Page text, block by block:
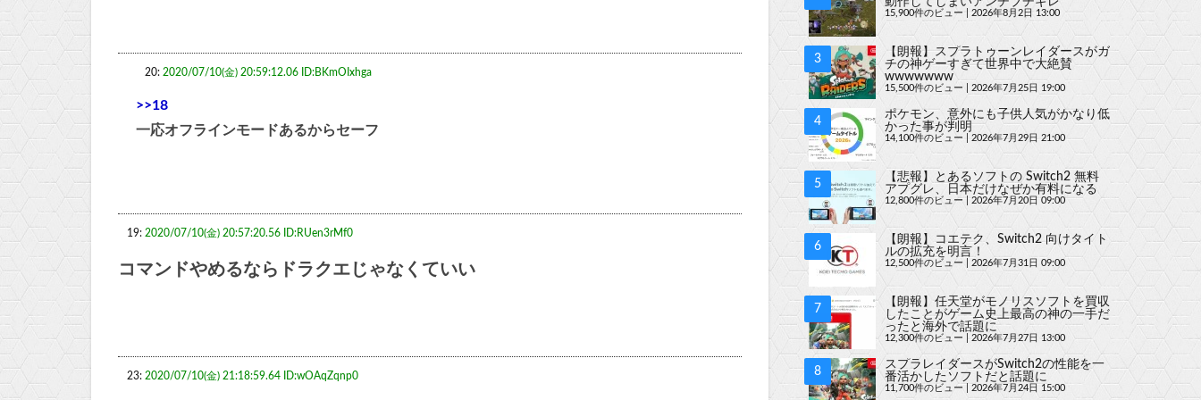
20: 2020/07/10(金) 20:59:12.06 ID:BKmOIxhga
>>18
一応オフラインモードあるからセーフ
19: 2020/07/10(金) 20:57:20.56 ID:RUen3rMf0
コマンドやめるならドラクエじゃなくていい
23: 2020/07/10(金) 21:18:59.64 ID:wOAqZqnp0
15,900件のビュー |2026年8月2日 13:00
【朗報】スプラトゥーンレイダースがガ
チの神ゲーすぎて世界中で大絶賛
wwwwwww
15,500件のビュー 2026年7月25日 19:00
ポケモン、意外にも子供人気がかなり低
かった事が判明
14,100件のビュー 2026年7月29日 21:00
【悲報】とあるソフトの Switch2 無料
アプグレ、日本だけなぜか有料になる
12,800件のビュー | 2026年7月20日 09:00
【朗報】コエテク、Switch2 向けタイト
ルの拡充を明言！
12,500件のビュー 2026年7月31日 09:00
【朗報】任天堂がモノリスソフトを買収
したことがゲーム史上最高の神の一手だ
ったと海外で話題に
12,300件のビュー |2026年7月27日 13:00
スプラレイダースがSwitch2の性能を一
番活かしたソフトだと話題に
11,700件のビュー 2026年7月24日 15:00